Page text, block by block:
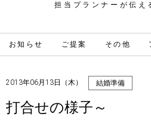
担当プランナーが伝え
お知らせ ご提案 その他
2013年06月13日（木） 結婚準備
打合せの様子～